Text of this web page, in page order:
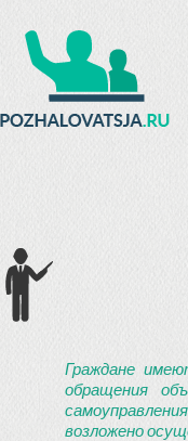
Граждане
обращения
возложено